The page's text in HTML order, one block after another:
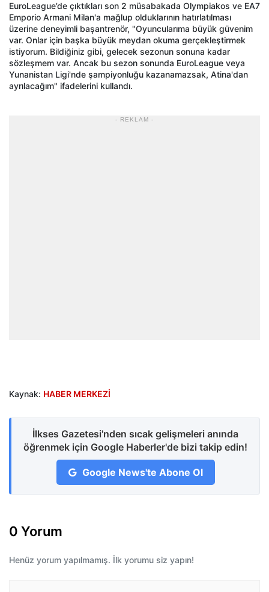
EuroLeague’de çıktıkları son 2 müsabakada Olympiakos ve EA7
Emporio Armani Milan'a mağlup olduklarının hatırlatılması
üzerine deneyimli başantrenör, "Oyuncularıma büyük güvenim
var. Onlar için başka büyük meydan okuma gerçekleştirmek
istiyorum. Bildiğiniz gibi, gelecek sezonun sonuna kadar
sözleşmem var. Ancak bu sezon sonunda EuroLeague veya
Yunanistan Ligi'nde şampiyonluğu kazanamazsak, Atina'dan
ayrılacağım" ifadelerini kullandı.
- REKLAM -
Kaynak: HABER MERKEZİ
İlkses Gazetesi'nden sıcak gelişmeleri anında
öğrenmek için Google Haberler'de bizi takip edin!
Google News'te Abone Ol
0 Yorum
Henüz yorum yapılmamış. İlk yorumu siz yapın!